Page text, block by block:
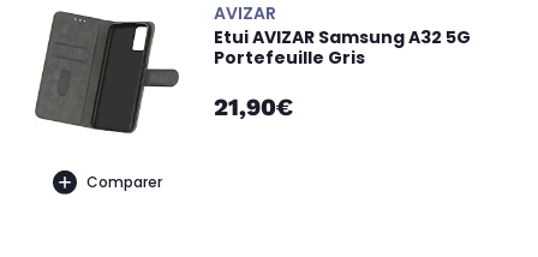
Comparer
AVIZAR
Etui AVIZAR Samsung A32 5G
Portefeuille Gris
21,90€